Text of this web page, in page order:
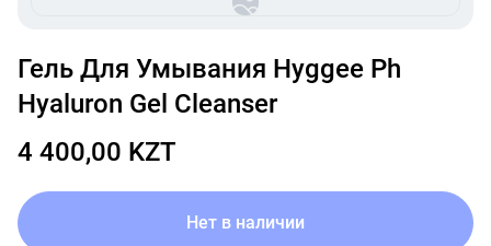
Гель Для Умывания Hyggee Ph
Hyaluron Gel Cleanser
4 400,00 KZT
Нет в наличии